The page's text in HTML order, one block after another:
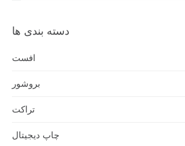
دسته بندی ها
افست
بروشور
تراکت
چاپ دیجیتال